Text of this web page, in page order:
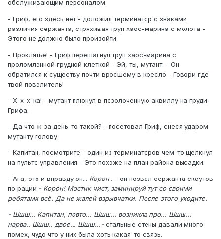
обслуживающим персоналом.
- Гриф, его здесь нет - доложил терминатор с знаками
различия сержанта, стряхивая труп хаос-марина с молота -
Этого не должно было произойти.
- Проклятье! - Гриф перешагнул труп хаос-марина с
проломленной грудной клеткой - Эй, ты, мутант. - Он
обратился к существу почти вросшему в кресло - Говори где
твой повелитель!
- Х-х-х-ка! - мутант плюнул в позолоченную аквиллу на груди
Грифа.
- Да что ж за день-то такой? - посетовал Гриф, снеся ударом
мутанту голову.
- Капитан, посмотрите - один из терминаторов чем-то щелкнул
на пульте управления - Это похоже на план района высадки.
- Ага, это и вправду он... Корон.. - он позвал сержанта скаутов
по рации - Корон! Мостик чист, заминируй тут со своими
ребятами всё. Да не жалей взрывчатки. После этого уходите.
- Шшш... Капитан, повто... Шшш... возникла про... Шшш...
нарва.. Шшш.. двое... Шшш...- стальные стены давали много
помех, чудо что у них была хоть какая-то связь.